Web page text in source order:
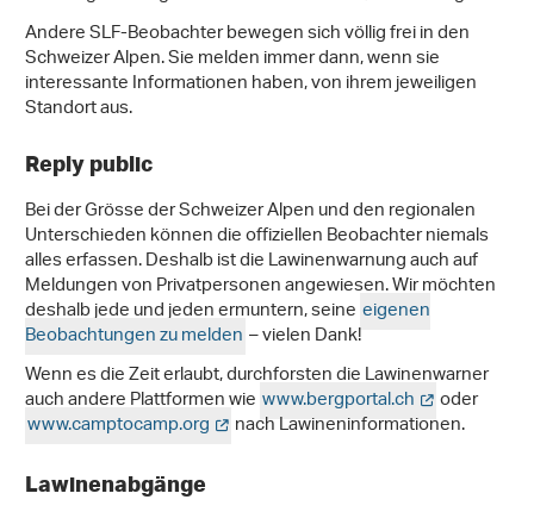
Andere SLF-Beobachter bewegen sich völlig frei in den
Schweizer Alpen. Sie melden immer dann, wenn sie
interessante Informationen haben, von ihrem jeweiligen
Standort aus.
Reply public
Bei der Grösse der Schweizer Alpen und den regionalen
Unterschieden können die offiziellen Beobachter niemals
alles erfassen. Deshalb ist die Lawinenwarnung auch auf
Meldungen von Privatpersonen angewiesen. Wir möchten
deshalb jede und jeden ermuntern, seineeigenen
Beobachtungen zu melden– vielen Dank!
Wenn es die Zeit erlaubt, durchforsten die Lawinenwarner
auch andere Plattformen wiewww.bergportal.ch oder
www.camptocamp.org nach Lawineninformationen.
Lawinenabgänge